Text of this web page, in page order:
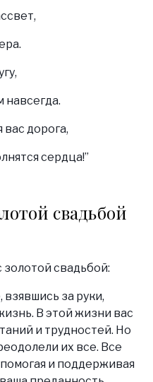
вас дорога,
сердца!”
свадьбой
свадьбой:
за руки,
В этой жизни вас
и трудностей. Но
их все. Все
и поддерживая